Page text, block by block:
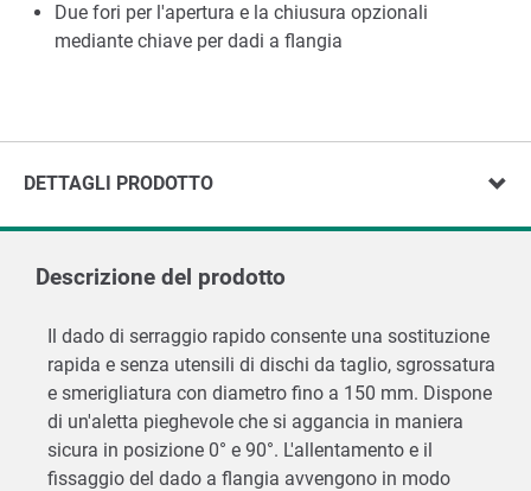
Due fori per l'apertura e la chiusura opzionali
mediante chiave per dadi a flangia
DETTAGLI PRODOTTO
Descrizione del prodotto
Il dado di serraggio rapido consente una sostituzione
rapida e senza utensili di dischi da taglio, sgrossatura
e smerigliatura con diametro fino a 150 mm. Dispone
di un'aletta pieghevole che si aggancia in maniera
sicura in posizione 0° e 90°. L'allentamento e il
fissaggio del dado a flangia avvengono in modo